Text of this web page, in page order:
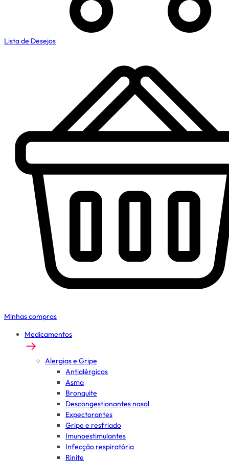
Lista de Desejos
Minhas compras
Medicamentos
Alergias e Gripe
Antialérgicos
Asma
Bronquite
Descongestionantes nasal
Expectorantes
Gripe e resfriado
Imunoestimulantes
Infecção respiratória
Rinite